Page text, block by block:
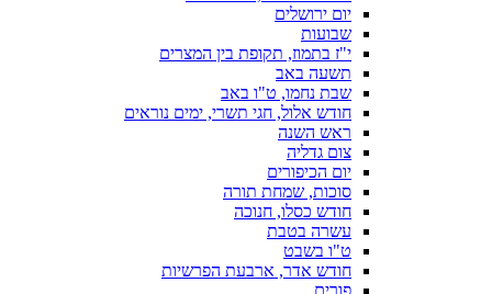
יום ירושלים
שבועות
י"ז בתמוז, תקופת בין המצרים
תשעה באב
שבת נחמו, ט"ו באב
חודש אלול, חגי תשרי, ימים נוראים
ראש השנה
צום גדליה
יום הכיפורים
סוכות, שמחת תורה
חודש כסלו, חנוכה
עשרה בטבת
ט"ו בשבט
חודש אדר, ארבעת הפרשיות
פורים